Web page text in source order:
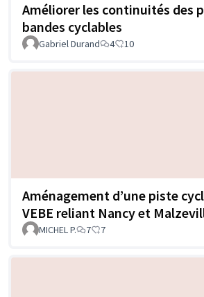
Améliorer les continuités des
bandes cyclables
Gabriel Durand 4 10
Aménagement d’une piste
VEBE reliant Nancy et
MICHEL P. 7 7